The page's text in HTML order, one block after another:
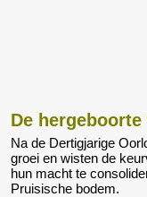
De
Na de Dertigjarige
groei en wisten de
hun macht te
Pruisische bodem.